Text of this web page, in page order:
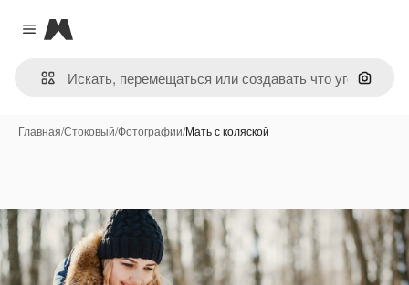
Close menu
Magnific
Поиск
Главная/Стоковый/Фотографии/Мать с коляской